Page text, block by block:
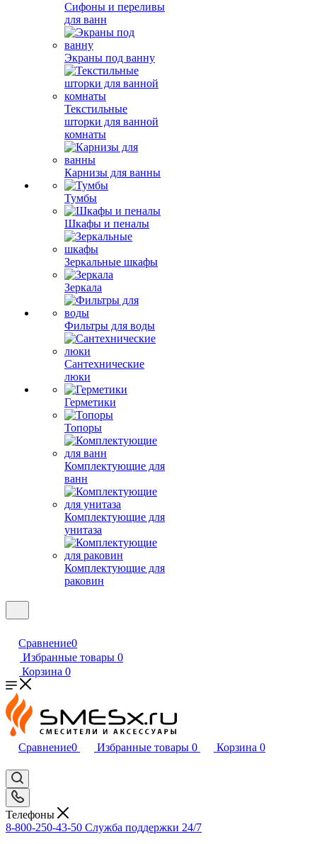
Сифоны и переливы
для ванн
Экраны под ванну
Текстильные
шторки для ванной
комнаты
Карнизы для ванны
Тумбы
Шкафы и пеналы
Зеркальные шкафы
Зеркала
Фильтры для воды
Сантехнические
люки
Герметики
Топоры
Комплектующие для
ванн
Комплектующие для
унитаза
Комплектующие для
раковин
Сравнение0
Избранные товары 0
Корзина 0
Сравнение0 Избранные товары 0 Корзина 0
Телефоны
8-800-250-43-50 Служба поддержки 24/7